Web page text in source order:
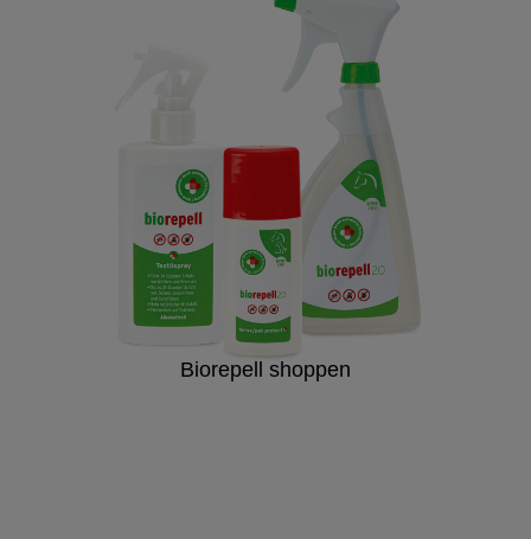
Biorepell shoppen